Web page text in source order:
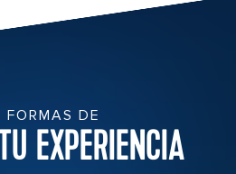
at CocoCay's floating bar
FORMAS DE
EXPERIENCIA